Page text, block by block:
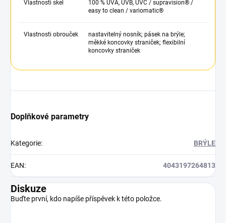
Vlastnosti skel
100 % UVA, UVB, UVC / supravision® /
easy to clean / variomatic®
Vlastnosti obrouček
nastavitelný nosník; pásek na brýle;
měkké koncovky straniček; flexibilní
koncovky straniček
Doplňkové parametry
Kategorie: BRÝLE
EAN: 4043197264813
Diskuze
Buďte první, kdo napíše příspěvek k této položce.